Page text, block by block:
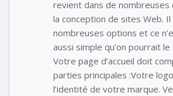
revient dans de nombreuses
la conception de sites Web.
nombreuses options et ce
aussi simple qu’on pourrait le
Votre page d’accueil doit
parties principales :Votre
l’identité de votre marque.